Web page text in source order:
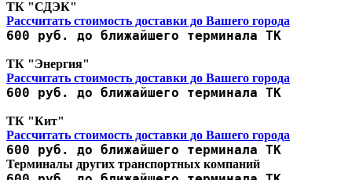
ТК "СДЭК"
Рассчитать стоимость доставки до Вашего города
600 руб. до ближайшего терминала ТК
ТК "Энергия"
Рассчитать стоимость доставки до Вашего города
600 руб. до ближайшего терминала ТК
ТК "Кит"
Рассчитать стоимость доставки до Вашего города
600 руб. до ближайшего терминала ТК
Терминалы других транспортных компаний